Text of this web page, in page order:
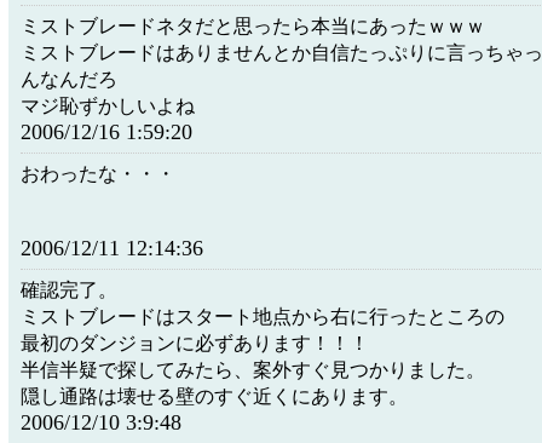
ミストブレードネタだと思ったら本当にあったｗｗｗ
ミストブレードはありませんとか自信たっぷりに言っちゃ
んなんだろ
マジ恥ずかしいよね
2006/12/16 1:59:20
おわったな・・・
2006/12/11 12:14:36
確認完了。
ミストブレードはスタート地点から右に行ったところの
最初のダンジョンに必ずあります！！！
半信半疑で探してみたら、案外すぐ見つかりました。
隠し通路は壊せる壁のすぐ近くにあります。
2006/12/10 3:9:48